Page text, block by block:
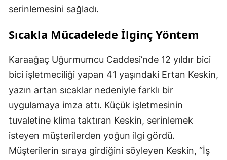
serinlemesini sağladı.
Sıcakla Mücadelede İlginç Yöntem
Karaağaç Uğurmumcu Caddesi’nde 12 yıldır bici
bici işletmeciliği yapan 41 yaşındaki Ertan Keskin,
yazın artan sıcaklar nedeniyle farklı bir
uygulamaya imza attı. Küçük işletmesinin
tuvaletine klima taktıran Keskin, serinlemek
isteyen müşterilerden yoğun ilgi gördü.
Müşterilerin sıraya girdiğini söyleyen Keskin, “İş